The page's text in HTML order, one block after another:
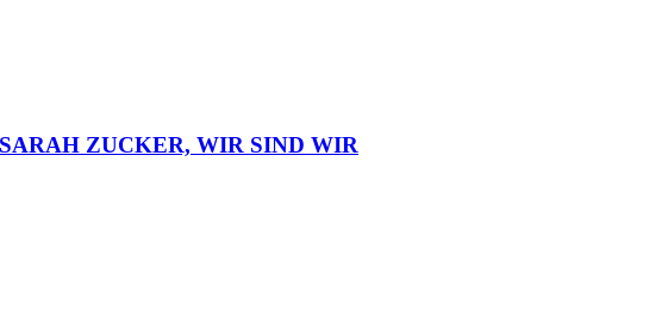
ZUCKER, WIR SIND WIR